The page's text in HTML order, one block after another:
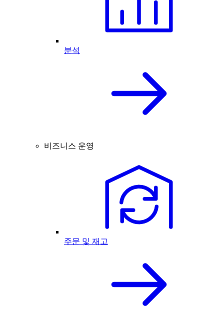
분석
비즈니스 운영
주문 및 재고